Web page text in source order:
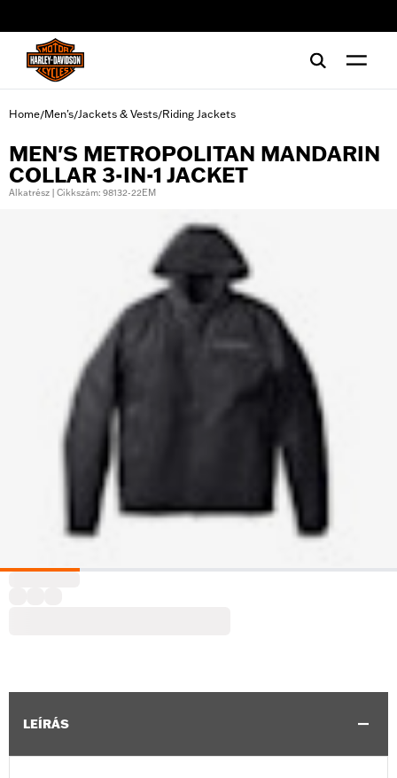
Home/Men's/Jackets & Vests/Riding Jackets
MEN'S METROPOLITAN MANDARIN
COLLAR 3-IN-1 JACKET
Alkatrész | Cikkszám: 98132-22EM
LEÍRÁS